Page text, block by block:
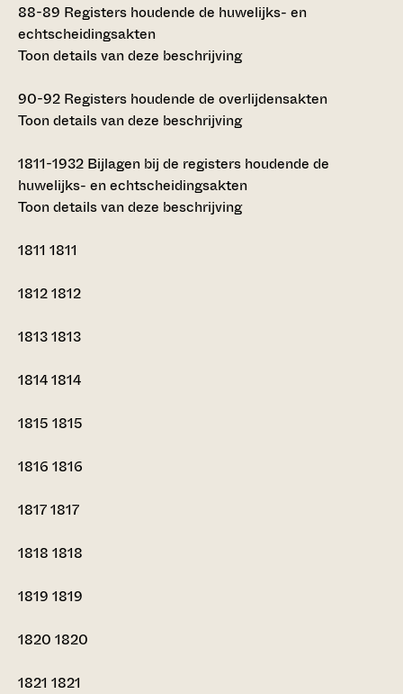
88-89 Registers houdende de huwelijks- en
echtscheidingsakten
Toon details van deze beschrijving
90-92 Registers houdende de overlijdensakten
Toon details van deze beschrijving
1811-1932 Bijlagen bij de registers houdende de
huwelijks- en echtscheidingsakten
Toon details van deze beschrijving
1811 1811
18121812
18131813
18141814
1815 1815
1816 1816
18171817
1818 1818
1819 1819
1820 1820
1821 1821